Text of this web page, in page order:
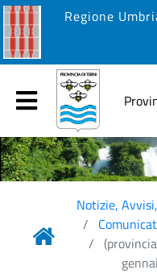
Regione
Notizie,